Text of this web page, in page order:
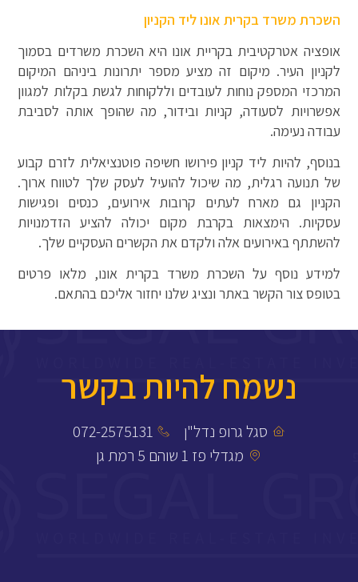
השכרת משרד בקרית אונו ליד הקניון
אופציה אטרקטיבית בקריית אונו היא השכרת משרדים בסמוך
לקניון העיר. מיקום זה מציע מספר יתרונות ביניהם המיקום
המרכזי המספק נוחות לעובדים וללקוחות לגשת בקלות למגוון
אפשרויות לסעודה, קניות ובידור, מה שהופך אותה לסביבת
עבודה נעימה.
בנוסף, להיות ליד קניון פירושו חשיפה פוטנציאלית לזרם קבוע
של תנועה רגלית, מה שיכול להועיל לעסק שלך לטווח ארוך.
הקניון גם מארח לעתים קרובות אירועים, כנסים ופגישות
עסקיות. הימצאות בקרבת מקום יכולה להציע הזדמנויות
להשתתף באירועים אלה ולקדם את הקשרים העסקיים שלך.
למידע נוסף על השכרת משרד בקרית אונו, מלאו פרטים
בטופס צור הקשר באתר ונציג שלנו יחזור אליכם בהתאם.
נשמח להיות בקשר
סגל גרופ נדל"ן
072-2575131
מגדלי פז 1 שוהם 5 רמת גן